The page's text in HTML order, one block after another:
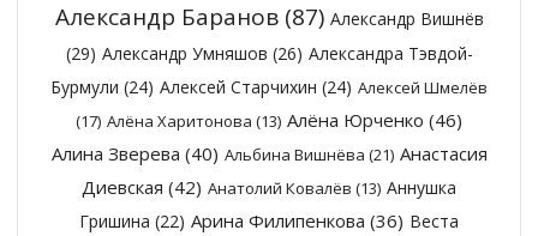
Александр Баранов(87) Александр Вишнёв
(29) Александр Умняшов (26) Александра Тэвдой-
Бурмули (24) Алексей Старчихин (24) Алексей Шмелёв
(17) Алёна Харитонова (13) Алёна Юрченко (46)
Алина Зверева (40) Альбина Вишнёва (21) Анастасия
Диевская (42) Анатолий Ковалёв (13) Аннушка
Гришина (22) Арина Филипенкова (36) Веста